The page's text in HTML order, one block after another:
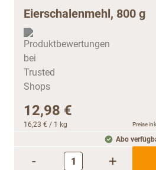
Eierschalenmehl, 800 g
12,98 €
16,23 € / 1 kg Preise
Abo
- +